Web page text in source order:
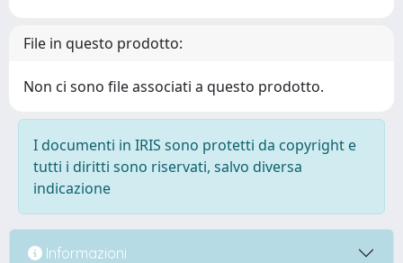
File in questo prodotto:
Non ci sono file associati a questo prodotto.
I documenti in IRIS sono protetti da copyright e
tutti i diritti sono riservati, salvo diversa
indicazione
Informazioni